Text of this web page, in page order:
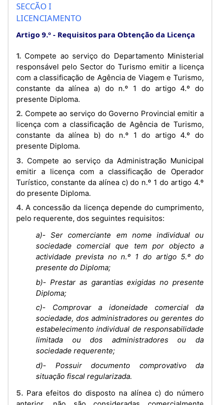
SECCÃO I
LICENCIAMENTO
Artigo 9.º Requisitos para Obtenção da Licença
1. Compete ao serviço do Departamento Ministerial
responsável pelo Sector do Turismo emitir a licença
com a classificação de Agência de Viagem e Turismo,
constante da alínea a) do n.º 1 do artigo 4.º do
presente Diploma.
2. Compete ao serviço do Governo Provincial emitir a
licença com a classificação de Agência de Turismo,
constante da alínea b) do n.º 1 do artigo 4.º do
presente Diploma.
3. Compete ao serviço da Administração Municipal
emitir a licença com a classificação de Operador
Turístico, constante da alínea c) do n.º 1 do artigo 4.º
do presente Diploma.
4. A concessão da licença depende do cumprimento,
pelo requerente, dos seguintes requisitos:
a)- Ser comerciante em nome individual ou
sociedade comercial que tem por objecto a
actividade prevista no n.º 1 do artigo 5.º do
presente do Diploma;
b)- Prestar as garantias exigidas no presente
Diploma;
c)- Comprovar a idoneidade comercial da
sociedade, dos administradores ou gerentes do
estabelecimento individual de responsabilidade
limitada ou dos administradores ou da
sociedade requerente;
d)- Possuir documento comprovativo da
situação fiscal regularizada.
5. Para efeitos do disposto na alínea c) do número